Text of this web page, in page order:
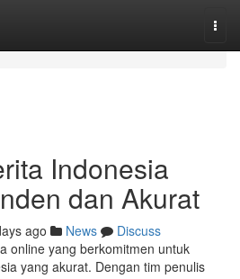
Indonesia
dan Akurat
ago News
Discuss
online yang berkomitmen untuk
yang akurat. Dengan tim penulis